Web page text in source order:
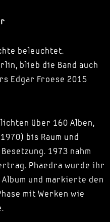
beleuchtet.
blieb die Band auch
Edgar Froese 2015
über 160 Alben,
bis Raum und
1973 nahm
Phaedra wurde ihr
und markierte den
mit Werken wie